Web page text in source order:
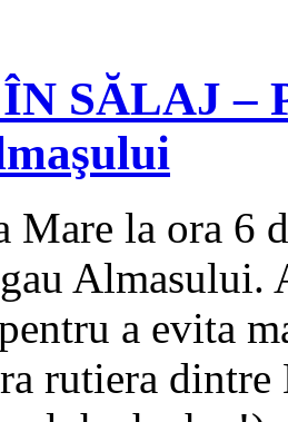
SĂLAJ –
Mare la ora 6
Almasului.
a evita
rutiera dintre